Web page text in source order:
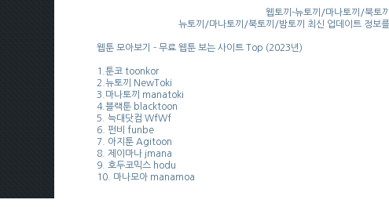
웹토끼-뉴토끼/마나토끼/북토
뉴토끼/마나토끼/북토끼/밤토끼 최신 업데이트 정
웹툰 모아보기 - 무료 웹툰 보는 사이트 Top (2023년)
1.툰코 toonkor
2.뉴토끼 NewToki
3.마나토끼 manatoki
4.블랙툰 blacktoon
5. 늑대닷컴 WfWf
6. 펀비 funbe
7. 아지툰 Agitoon
8. 제이마나 jmana
9. 호두코믹스 hodu
10. 마나모아 manamoa